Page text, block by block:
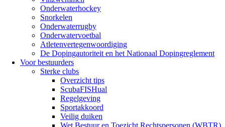
Onderwaterhockey
Snorkelen
Onderwaterrugby
Onderwatervoetbal
Atletenvertegenwoordiging
De Dopingautoriteit en het Nationaal Dopingreglement
Voor bestuurders
Sterke clubs
Overzicht tips
ScubaFISHual
Regelgeving
Sportakkoord
Veilig duiken
Wet Bestuur en Toezicht Rechtspersonen (WBTR)